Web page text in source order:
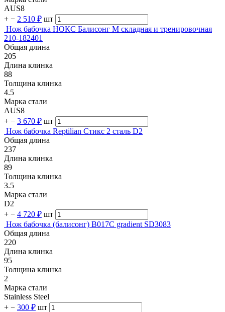
AUS8
+ − 2 510 ₽ шт
Нож бабочка НОКС Балисонг М складная и тренировочная
210-182401
Общая длина
205
Длина клинка
88
Толщина клинка
4.5
Марка стали
AUS8
+ − 3 670 ₽ шт
Нож бабочка Reptilian Стикс 2 сталь D2
Общая длина
237
Длина клинка
89
Толщина клинка
3.5
Марка стали
D2
+ − 4 720 ₽ шт
Нож бабочка (балисонг) B017C gradient SD3083
Общая длина
220
Длина клинка
95
Толщина клинка
2
Марка стали
Stainless Steel
+ − 300 ₽ шт